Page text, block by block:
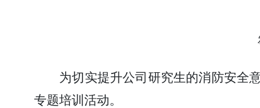
为切实提升公司研究生的消防安全
专题培训活动。